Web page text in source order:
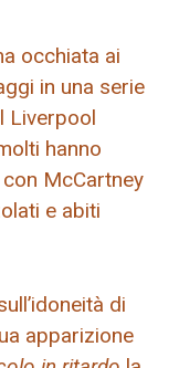
occhiata ai
in una serie
Liverpool
hanno
McCartney
e abiti
di
apparizione